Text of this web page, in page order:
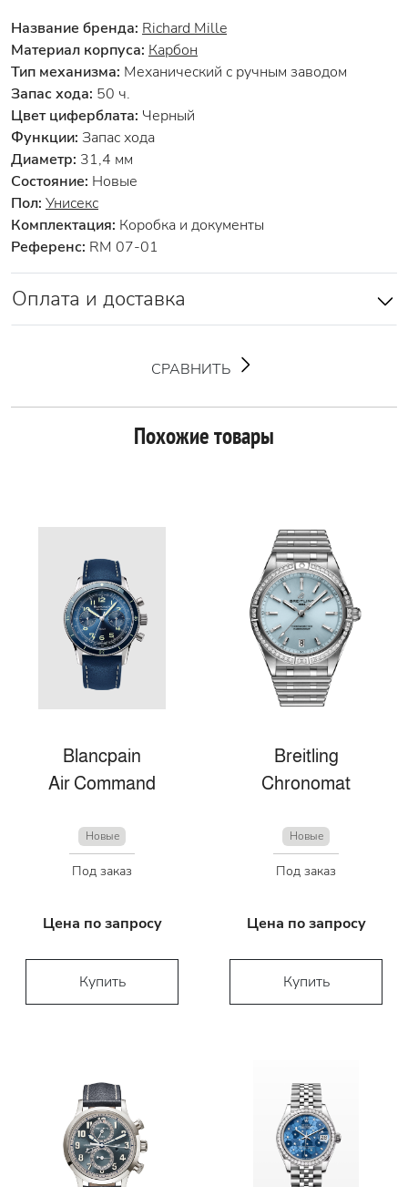
Название бренда: Richard Mille
Материал корпуса: Карбон
Тип механизма: Механический с ручным заводом
Запас хода: 50 ч.
Цвет циферблата: Черный
Функции: Запас хода
Диаметр: 31,4 мм
Состояние: Новые
Пол: Унисекс
Комплектация: Коробка и документы
Референс: RM 07-01
Оплата и доставка
СРАВНИТЬ
Похожие товары
Blancpain
Air Command
Новые
Под заказ
Цена по запросу
Купить
Breitling
Chronomat
Новые
Под заказ
Цена по запросу
Купить